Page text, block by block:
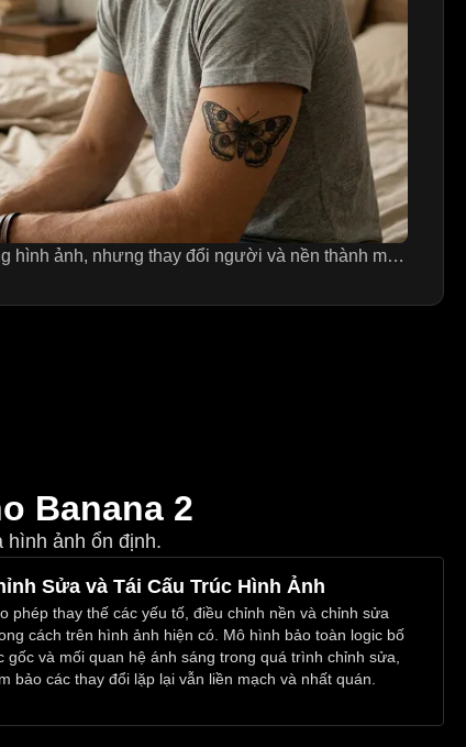
Giữ nguyên thiết kế hình xăm trong hình ảnh, nhưng thay đổi người và nền thành một người đàn ông nhìn nghiêng và một phòng ngủ. Thiết kế hình xăm sẽ xuất hiện trên cánh tay của người đàn ông.
Banana 2
hình ảnh ổn định.
Sửa và Tái Cấu Trúc Hình Ảnh
phép thay thế các yếu tố, điều chỉnh nền và chỉnh sửa
cách trên hình ảnh hiện có. Mô hình bảo toàn logic bố
gốc và mối quan hệ ánh sáng trong quá trình chỉnh sửa,
bảo các thay đổi lặp lại vẫn liền mạch và nhất quán.